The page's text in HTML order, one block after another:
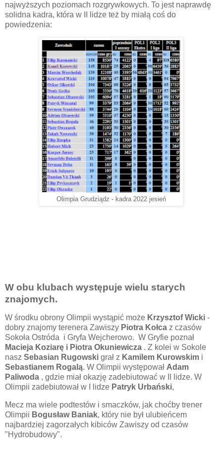
najwyższych poziomach rozgrywkowych. To jest naprawdę
solidna kadra, która w II lidze też by miałą coś do
powiedzenia:
Olimpia Grudziądz - kadra 2022 jesień
W obu klubach występuje wielu starych
znajomych.
W środku obrony Olimpii wystąpić może Krzysztof Wicki -
dobry znajomy terenera Zawiszy Piotra Kołca z czasów
Sokoła Ostróda i Gryfa Wejcherowo. W Gryfie poznał
Macieja Koziarę i Piotra Okuniewicza . Z kolei w Sokole
nasz Sebasian Rugowski grał z Kamilem Kurowskim i
Sebastianem Rogalą. W Olimpii występował Adam
Paliwoda , gdzie miał okazję zadebiutować w II lidze. W
Olimpii zadebiutował w I lidze Patryk Urbański,
Mecz ma wiele podtestów i smaczków, jak choćby trener
Olimpii Bogusław Baniak, który nie był ulubieńcem
najbardziej zagorzałych kibiców Zawiszy od czasów
"Hydrobudowy".